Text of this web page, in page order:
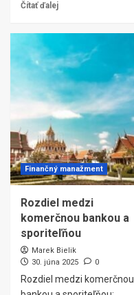
Čítať ďalej
Finančný manažment
Rozdiel medzi
komerčnou bankou a
sporiteľňou
Marek Bielik
30. júna 2025
0
Rozdiel medzi komerčnou